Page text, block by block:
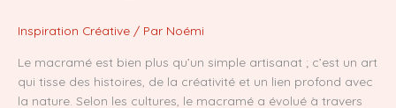
Inspiration Créative / Par Noémi
Le macramé est bien plus qu’un simple artisanat ; c’est un art
qui tisse des histoires, de la créativité et un lien profond avec
la nature. Selon les cultures, le macramé a évolué à travers